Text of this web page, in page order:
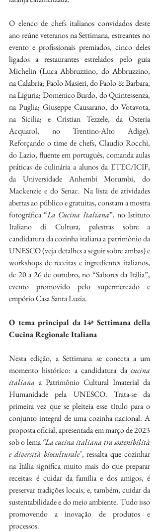
O elenco de chefs italianos convidados deste
ano reúne veteranos na Settimana, estreantes no
evento e profissionais premiados, cinco deles
ligados a restaurantes estrelados pelo guia
Michelin (Luca Abbruzzino, do Abbruzzino,
na Calabria; Paolo Masieri, do Paolo & Barbara,
na Liguria; Domenico Burdo, do Quintessenza,
na Puglia; Giuseppe Causarano, do Votavota,
na Sicilia; e Cristian Tezzele, da Osteria
Acquarol, no Trentino-Alto Adige).
Reforçando o time de chefs, Claudio Rocchi,
do Lazio, fluente em português, comanda aulas
práticas de culinária a alunos da ETEC/ICIF,
da Universidade Anhembi Morumbi, do
Mackenzie e do Senac. Na lista de atividades
abertas ao público e gratuitas, constam a mostra
fotográfica “La Cucina Italiana”, no Istituto
Italiano di Cultura, palestras sobre a
candidatura da cozinha italiana a patrimônio da
UNESCO (veja detalhes a seguir sobre ambas) e
workshops de receitas e ingredientes italianos,
de 20 a 26 de outubro, no “Sabores da Itália”,
evento promovido pelo supermercado e
empório Casa Santa Luzia.
O tema principal da 14ª Settimana della
Cucina Regionale Italiana
Nesta edição, a Settimana se conecta a um
momento histórico: a candidatura da cucina
italiana a Patrimônio Cultural Imaterial da
Humanidade pela UNESCO. Trata-se da
primeira vez que se pleiteia esse título para o
conjunto integral de uma cozinha nacional. A
proposta oficial, apresentada em março de 2023
sob o lema “La cucina italiana tra sostenibilità
e diversità bioculturale”, ressalta que cozinhar
na Itália significa muito mais do que preparar
receitas: é cuidar da família e dos amigos, é
preservar tradições locais, e, também, cuidar da
sustentabilidade e do meio ambiente. Tudo isso
promovendo a inovação de produtos e
processos.